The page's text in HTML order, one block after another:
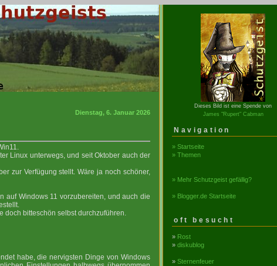
Dienstag, 6. Januar 2026
Linux unterwegs, und seit Oktober auch der
zur Verfügung stellt. Wäre ja noch schöner,
auf Windows 11 vorzubereiten, und auch die
doch bitteschön selbst durchzuführen.
habe, die nervigsten Dinge von Windows
Dieses Bild ist eine Spende von
James "Rupert" Cabman
Navigation
» Startseite
» Themen
» Mehr Schutzgeist gefällig?
» Blogger.de Startseite
oft besucht
» Rost
» diskublog
» Sternenfeuer